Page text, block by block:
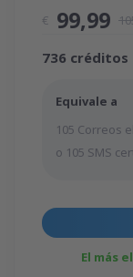
€ 99,99
736 créditos
Equivale a
105 Correos
o 105 SMS
El más